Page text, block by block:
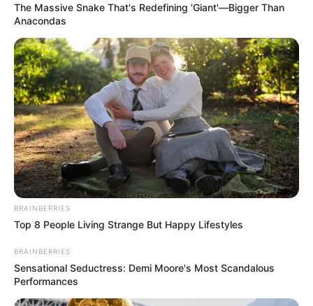
El comandante Fajardo dijo que el pasado 10 de agosto,
estos sujetos presuntamente habrían irrumpido en las
oficinas de un cultivo de flores y pintaron grafitis
alusivos a la guerrilla del ELN para confundir a las
Lea más:¡Qué miedo! Asciende el porcentaje de
asesinatos con arma blanca en el Valle de Aburrá
The Massive Snake That's Redefining 'Giant'—Bigger Than
Anacondas
BRAINBERRIES
Top 8 People Living Strange But Happy Lifestyles
BRAINBERRIES
Sensational Seductress: Demi Moore's Most Scandalous
Performances